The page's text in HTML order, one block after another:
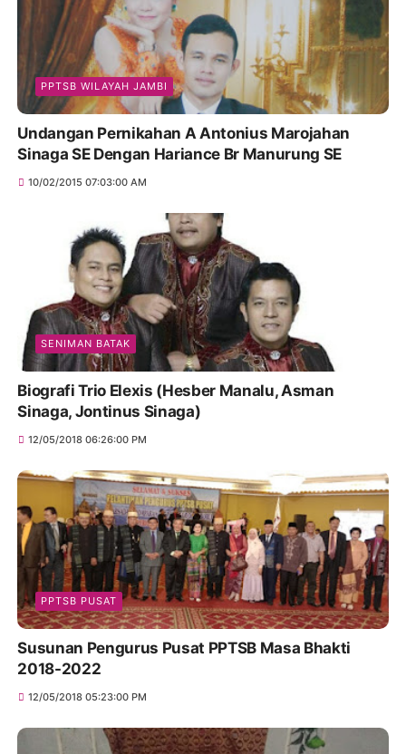
PPTSB WILAYAH JAMBI
Undangan Pernikahan A Antonius Marojahan
Sinaga SE Dengan Hariance Br Manurung SE
10/02/2015 07:03:00 AM
SENIMAN BATAK
Biografi Trio Elexis (Hesber Manalu, Asman
Sinaga, Jontinus Sinaga)
12/05/2018 06:26:00 PM
PPTSB PUSAT
Susunan Pengurus Pusat PPTSB Masa Bhakti
2018-2022
12/05/2018 05:23:00 PM